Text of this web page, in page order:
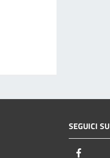
SEGUICI SU